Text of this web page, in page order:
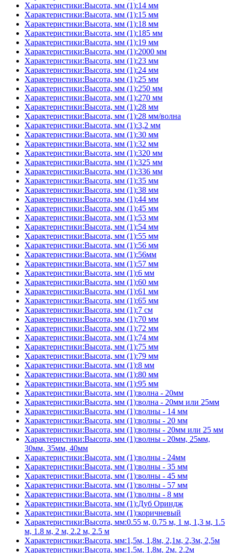
Характеристики:Высота, мм (1):14 мм
Характеристики:Высота, мм (1):15 мм
Характеристики:Высота, мм (1):18 мм
Характеристики:Высота, мм (1):185 мм
Характеристики:Высота, мм (1):19 мм
Характеристики:Высота, мм (1):2000 мм
Характеристики:Высота, мм (1):23 мм
Характеристики:Высота, мм (1):24 мм
Характеристики:Высота, мм (1):25 мм
Характеристики:Высота, мм (1):250 мм
Характеристики:Высота, мм (1):270 мм
Характеристики:Высота, мм (1):28 мм
Характеристики:Высота, мм (1):28 мм/волна
Характеристики:Высота, мм (1):3,2 мм
Характеристики:Высота, мм (1):30 мм
Характеристики:Высота, мм (1):32 мм
Характеристики:Высота, мм (1):320 мм
Характеристики:Высота, мм (1):325 мм
Характеристики:Высота, мм (1):336 мм
Характеристики:Высота, мм (1):35 мм
Характеристики:Высота, мм (1):38 мм
Характеристики:Высота, мм (1):44 мм
Характеристики:Высота, мм (1):45 мм
Характеристики:Высота, мм (1):53 мм
Характеристики:Высота, мм (1):54 мм
Характеристики:Высота, мм (1):55 мм
Характеристики:Высота, мм (1):56 мм
Характеристики:Высота, мм (1):56мм
Характеристики:Высота, мм (1):57 мм
Характеристики:Высота, мм (1):6 мм
Характеристики:Высота, мм (1):60 мм
Характеристики:Высота, мм (1):61 мм
Характеристики:Высота, мм (1):65 мм
Характеристики:Высота, мм (1):7 см
Характеристики:Высота, мм (1):70 мм
Характеристики:Высота, мм (1):72 мм
Характеристики:Высота, мм (1):74 мм
Характеристики:Высота, мм (1):75 мм
Характеристики:Высота, мм (1):79 мм
Характеристики:Высота, мм (1):8 мм
Характеристики:Высота, мм (1):80 мм
Характеристики:Высота, мм (1):95 мм
Характеристики:Высота, мм (1):волна - 20мм
Характеристики:Высота, мм (1):волна - 20мм или 25мм
Характеристики:Высота, мм (1):волны - 14 мм
Характеристики:Высота, мм (1):волны - 20 мм
Характеристики:Высота, мм (1):волны - 20мм или 25 мм
Характеристики:Высота, мм (1):волны - 20мм, 25мм,
30мм, 35мм, 40мм
Характеристики:Высота, мм (1):волны - 24мм
Характеристики:Высота, мм (1):волны - 35 мм
Характеристики:Высота, мм (1):волны - 45 мм
Характеристики:Высота, мм (1):волны - 57 мм
Характеристики:Высота, мм (1):волны - 8 мм
Характеристики:Высота, мм (1):Дуб Ориндж
Характеристики:Высота, мм (1):коричневый
Характеристики:Высота, мм:0.55 м, 0.75 м, 1 м, 1,3 м, 1.5
м, 1.8 м, 2 м, 2.2 м, 2.5 м
Характеристики:Высота, мм:1,5м, 1,8м, 2,1м, 2,3м, 2,5м
Характеристики:Высота, мм:1,5м, 1,8м, 2м, 2,2м